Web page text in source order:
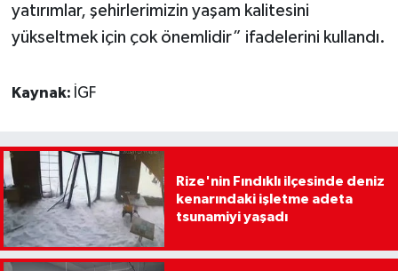
yatırımlar, şehirlerimizin yaşam kalitesini
yükseltmek için çok önemlidir” ifadelerini kullandı.
Kaynak: İGF
Rize'nin Fındıklı ilçesinde deniz
kenarındaki işletme adeta
tsunamiyi yaşadı